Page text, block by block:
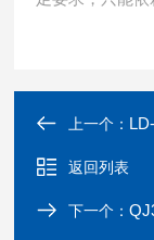
上一个：
返回列表
下一个：